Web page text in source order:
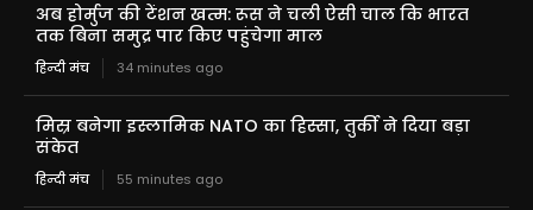
अब होर्मुज की टेंशन खत्म: रूस ने चली ऐसी चाल कि भारत
तक बिना समुद्र पार किए पहुंचेगा माल
हिन्दी मंच 34 minutes ago
मिस्र बनेगा इस्लामिक NATO का हिस्सा, तुर्की ने दिया बड़ा
संकेत
हिन्दी मंच 55 minutes ago